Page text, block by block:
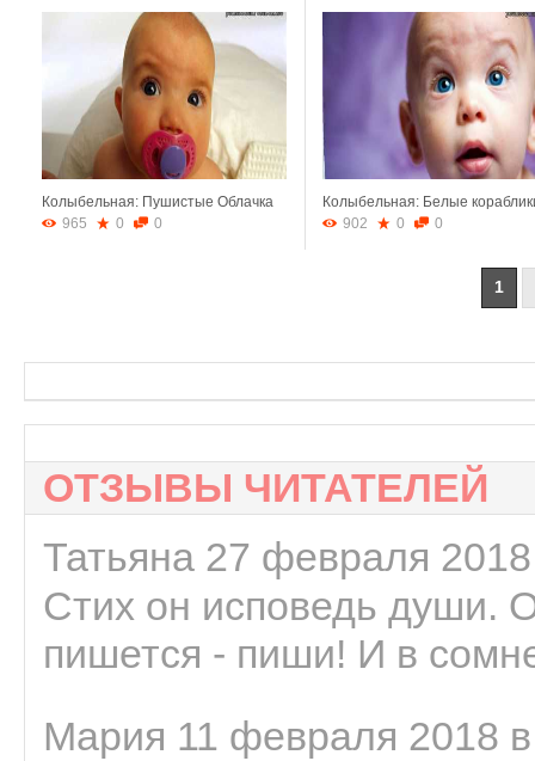
Колыбельная: Пушистые Облачка
965
0 0
Колыбельная: Белые
902
0 0
1
ОТЗЫВЫ ЧИТАТЕЛЕЙ
Татьяна 27 февраля
Стих он исповедь души.
пишется - пиши! И в
Мария 11 февраля 2018